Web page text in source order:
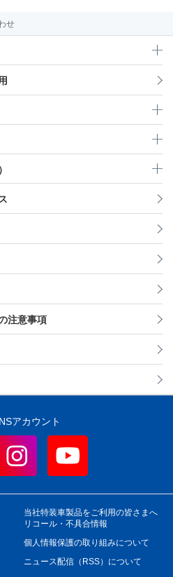
せ
注意事項
アカウント
当社特装車製品をご利用の皆さまへ
リコール・不具合情報
個人情報保護の取り組みについて
ニュース配信（RSS）について